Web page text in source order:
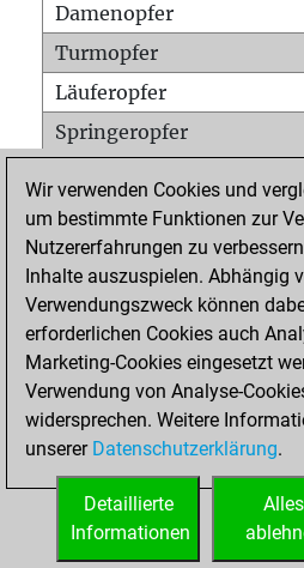
Damenopfer
Turmopfer
Läuferopfer
Springeropfer
Matt auf vollem Brett
Bauer setzt Matt
Erstickte Matts
Unterverwandlungen
Türme auf der siebten
STARTSEITE
Wir verwenden Cookies und
um bestimmte Funktionen zur
Nutzererfahrungen zu
Inhalte auszuspielen. Abhängig
Verwendungszweck können
erforderlichen Cookies auch
Marketing-Cookies eingesetzt
Verwendung von Analyse-
widersprechen. Weitere
unserer Datenschutzerklärung.
Alles
Detaillierte
Informationen